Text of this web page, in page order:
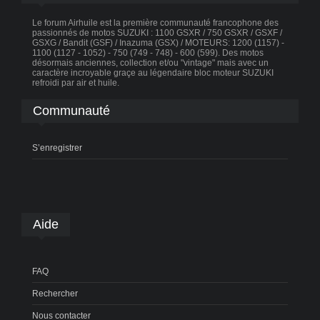
Le forum Airhuile est la première communauté francophone des
passionnés de motos SUZUKI : 1100 GSXR / 750 GSXR / GSXF /
GSXG / Bandit (GSF) / Inazuma (GSX) / MOTEURS: 1200 (1157) -
1100 (1127 - 1052) - 750 (749 - 748) - 600 (599). Des motos
désormais anciennes, collection et/ou "vintage" mais avec un
caractère incroyable graçe au légendaire bloc moteur SUZUKI
refroidi par air et huile.
Communauté
S’enregistrer
Aide
FAQ
Rechercher
Nous contacter